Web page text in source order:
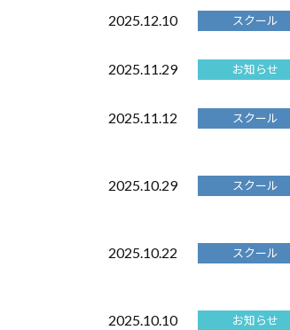
2025.12.10 スクール
2025.11.29 お知らせ
2025.11.12 スクール
2025.10.29 スクール
2025.10.22 スクール
2025.10.10 お知らせ